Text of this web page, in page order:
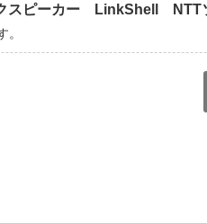
ピーカー LinkShell NTT
。